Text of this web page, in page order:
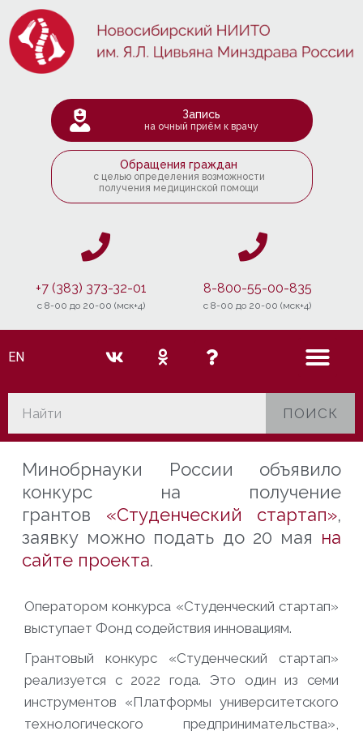
Запись
на очный приём к врачу
Обращения граждан
с целью определения возможности
получения медицинской помощи
+7 (383) 373-32-01
c 8-00 до 20-00 (мск+4)
8-800-55-00-835
c 8-00 до 20-00 (мск+4)
EN
ПОИСК
Минобрнауки России объявило
конкурс на получение
грантов «Студенческий стартап»,
заявку можно подать до 20 мая на
сайте проекта.
Оператором конкурса «Студенческий стартап»
выступает Фонд содействия инновациям.
Грантовый конкурс «Студенческий стартап»
реализуется с 2022 года. Это один из семи
инструментов «Платформы университетского
технологического предпринимательства»,